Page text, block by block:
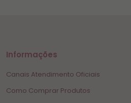
Informações
Canais Atendimento Oficiais
Como Comprar Produtos